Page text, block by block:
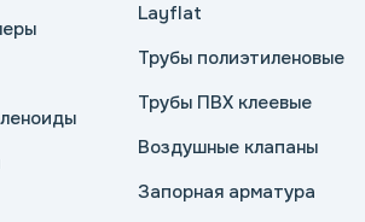
Layflat
Трубы полиэтиленовые
Трубы ПВХ клеевые
Воздушные клапаны
Запорная арматура